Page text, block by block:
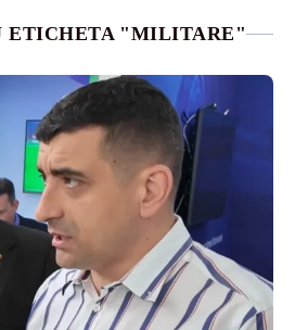
ETICHETA "MILITARE"